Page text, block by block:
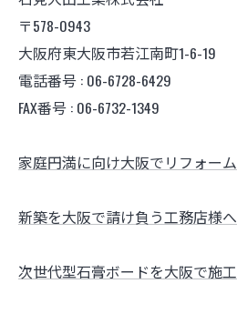
〒578-0943
大阪府東大阪市若江南町1-6-19
電話番号 : 06-6728-6429
FAX番号 : 06-6732-1349
家庭円満に向け大阪でリフォーム
新築を大阪で請け負う工務店様へ
次世代型石膏ボードを大阪で施工